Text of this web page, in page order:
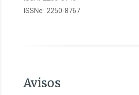
ISSNe: 2250-8767
Avisos